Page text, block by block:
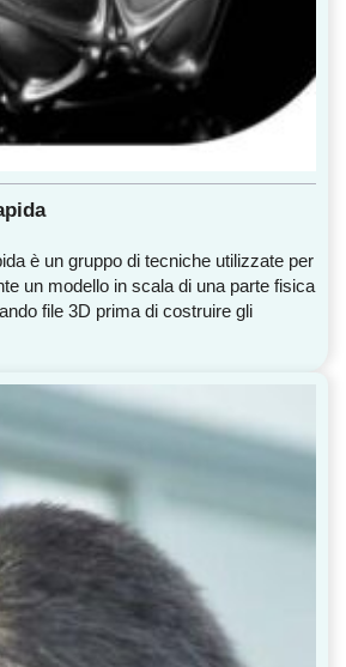
è un gruppo di tecniche utilizzate per
un modello in scala di una parte fisica
file 3D prima di costruire gli